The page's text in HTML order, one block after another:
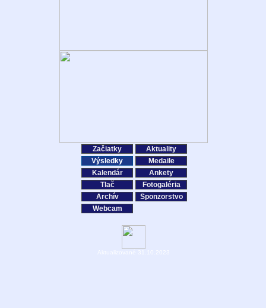
Začiatky
Aktuality
Výsledky
Medaile
Kalendár
Ankety
Tlač
Fotogaléria
Archív
Sponzorstvo
Webcam
Aktualizované 31.10.2023